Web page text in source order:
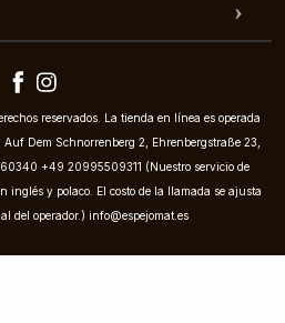
reservados. La tienda en línea es operada
Dem Schnorrenberg 2, Ehrenbergstraße 23,
+49 20995509311 (Nuestro servicio de
inglés y polaco. El costo de la llamada se ajusta
del operador.) info@espejomat.es